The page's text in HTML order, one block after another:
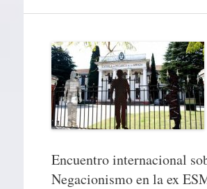
Encuentro internacional
Negacionismo en la ex